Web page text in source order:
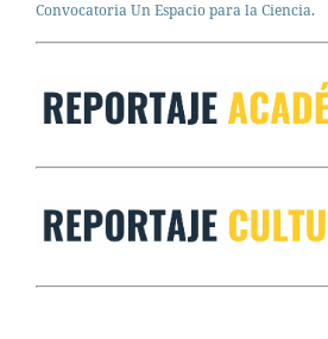
Convocatoria Un Espacio para la Ciencia.